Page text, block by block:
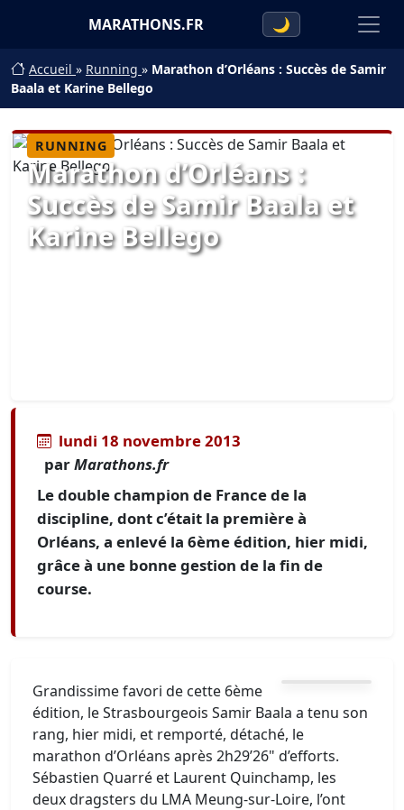
MARATHONS.FR 🌙
Accueil » Running » Marathon d’Orléans : Succès de Samir
Baala et Karine Bellego
RUNNING
Marathon d’Orléans :
Succès de Samir Baala et
Karine Bellego
lundi 18 novembre 2013
parMarathons.fr
Le double champion de France de la
discipline, dont c’était la première à
Orléans, a enlevé la 6ème édition, hier midi,
grâce à une bonne gestion de la fin de
course.
Grandissime favori de cette 6ème
édition, le Strasbourgeois Samir Baala a tenu son
rang, hier midi, et remporté, détaché, le
marathon d’Orléans après 2h29’26" d’efforts.
Sébastien Quarré et Laurent Quinchamp, les
deux dragsters du LMA Meung-sur-Loire, l’ont